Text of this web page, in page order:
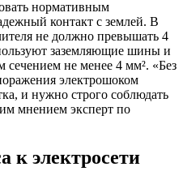
нормативным
контакт с землей. В
не должно превышать 4
заземляющие шины и
не менее 4 мм². «Без
электрошоком
и нужно строго соблюдать
мнением эксперт по
к электросети